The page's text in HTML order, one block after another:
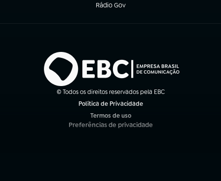
Rádio Gov
(abre em nova aba)
© Todos os direitos reservados pela EBC
Política de Privacidade
Termos de uso
(abre em nova aba)
Preferências de privacidade